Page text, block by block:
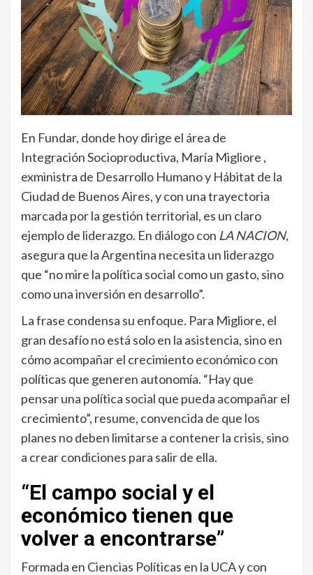
En Fundar, donde hoy dirige el área de
Integración Socioproductiva, María Migliore ,
exministra de Desarrollo Humano y Hábitat de la
Ciudad de Buenos Aires, y con una trayectoria
marcada por la gestión territorial, es un claro
ejemplo de liderazgo. En diálogo con LA NACION,
asegura que la Argentina necesita un liderazgo
que “no mire la política social como un gasto, sino
como una inversión en desarrollo”.
La frase condensa su enfoque. Para Migliore, el
gran desafío no está solo en la asistencia, sino en
cómo acompañar el crecimiento económico con
políticas que generen autonomía. “Hay que
pensar una política social que pueda acompañar el
crecimiento”, resume, convencida de que los
planes no deben limitarse a contener la crisis, sino
a crear condiciones para salir de ella.
“El campo social y el
económico tienen que
volver a encontrarse”
Formada en Ciencias Políticas en la UCA y con